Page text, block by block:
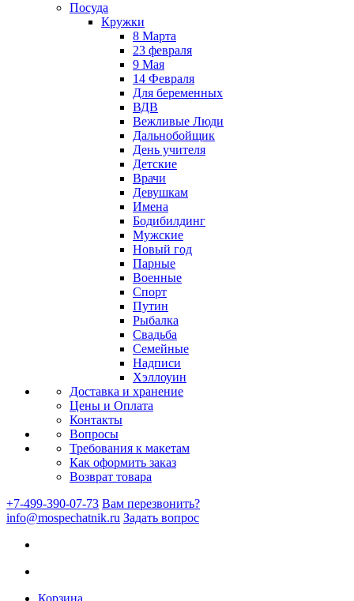
Посуда
Кружки
8 Марта
23 февраля
9 Мая
14 Февраля
Для беременных
ВДВ
Вежливые Люди
Дальнобойщик
День учителя
Детские
Врачи
Девушкам
Имена
Бодибилдинг
Мужские
Новый год
Парные
Военные
Спорт
Путин
Рыбалка
Свадьба
Семейные
Надписи
Хэллоуин
Доставка и хранение
Цены и Оплата
Контакты
Вопросы
Требования к макетам
Как оформить заказ
Возврат товара
+7-499-390-07-73 Вам перезвонить?
info@mospechatnik.ru Задать вопрос
Корзина